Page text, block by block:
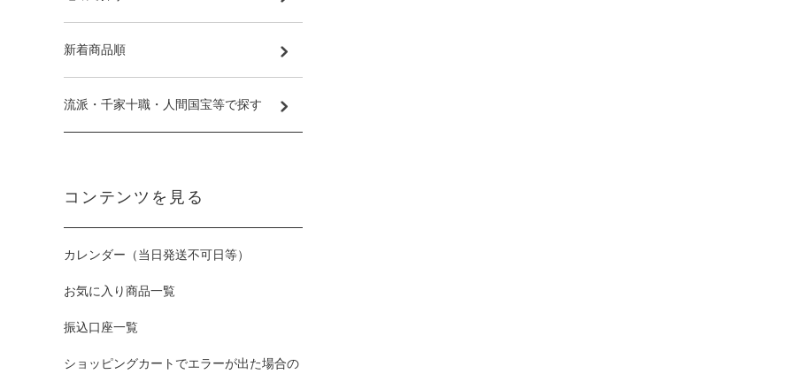
新着商品順
流派・千家十職・人間国宝等で探す
コンテンツを見る
カレンダー（当日発送不可日等）
お気に入り商品一覧
振込口座一覧
ショッピングカートでエラーが出た場合の